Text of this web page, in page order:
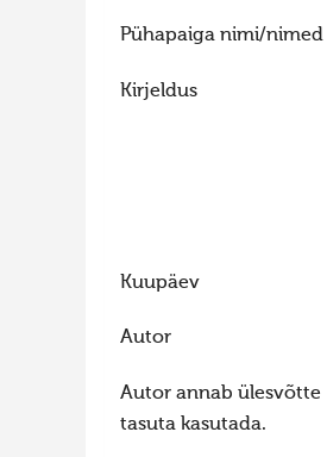
Pühapaiga nimi/nimed
Kirjeldus
Kuupäev
Autor
Autor annab ülesvõtte
tasuta kasutada.